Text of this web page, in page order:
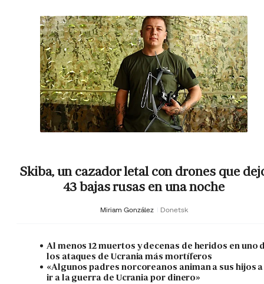
Skiba, un cazador letal con drones que
43 bajas rusas en una noche
Miriam González Donetsk
Al menos 12 muertos y decenas de heridos en uno
los ataques de Ucrania más mortíferos
«Algunos padres norcoreanos animan a sus hijos a
ir a la guerra de Ucrania por dinero»